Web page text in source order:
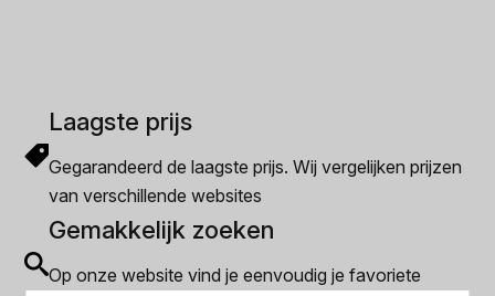
Laagste prijs
Gegarandeerd de laagste prijs. Wij vergelijken prijzen
van verschillende websites
Gemakkelijk zoeken
Op onze website vind je eenvoudig je favoriete